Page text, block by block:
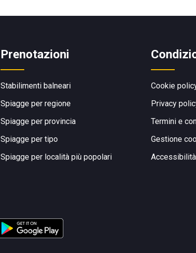
Prenotazioni
Stabilimenti balneari
Spiagge per regione
Spiagge per provincia
Spiagge per tipo
Spiagge per località più popolari
Cookie
Privacy
Termini e
Gestione